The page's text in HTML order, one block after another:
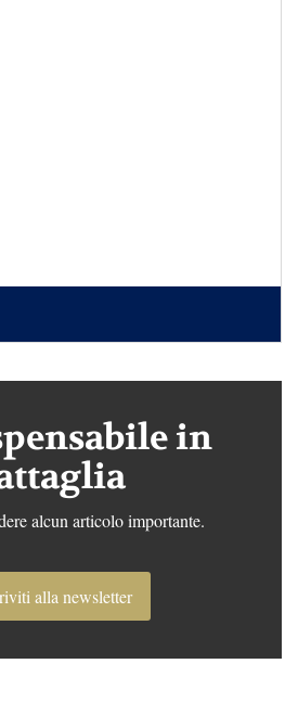
in
alcun articolo importante.
alla newsletter